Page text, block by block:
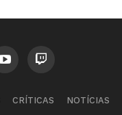
CRÍTICAS NOTÍCIAS